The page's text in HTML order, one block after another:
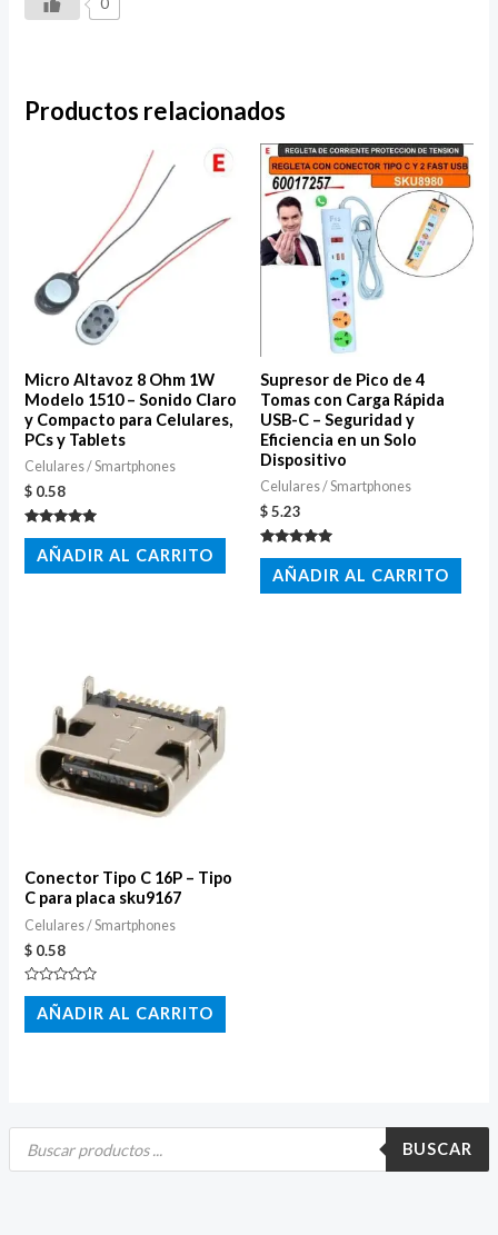
B
BUSCAR
Productos relacionados
Micro Altavoz 8 Ohm 1W
Modelo 1510 – Sonido Claro
y Compacto para Celulares,
PCs y Tablets
Celulares / Smartphones
$ 0.58
Valorado
con
5.00
de 5
AÑADIR AL CARRITO
Supresor de Pico de 4
Tomas con Carga Rápida
USB-C – Seguridad y
Eficiencia en un Solo
Dispositivo
Celulares / Smartphones
$5.23
Valorado
con
5.00
de 5
AÑADIR AL CARRITO
Conector Tipo C 16P – Tipo
C para placa sku9167
Celulares / Smartphones
$ 0.58
Valorado
con
de
AÑADIR AL CARRITO